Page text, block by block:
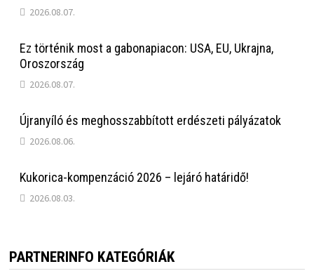
2026.08.07.
Ez történik most a gabonapiacon: USA, EU, Ukrajna,
Oroszország
2026.08.07.
Újranyíló és meghosszabbított erdészeti pályázatok
2026.08.06.
Kukorica-kompenzáció 2026 – lejáró határidő!
2026.08.03.
PARTNERINFO KATEGÓRIÁK